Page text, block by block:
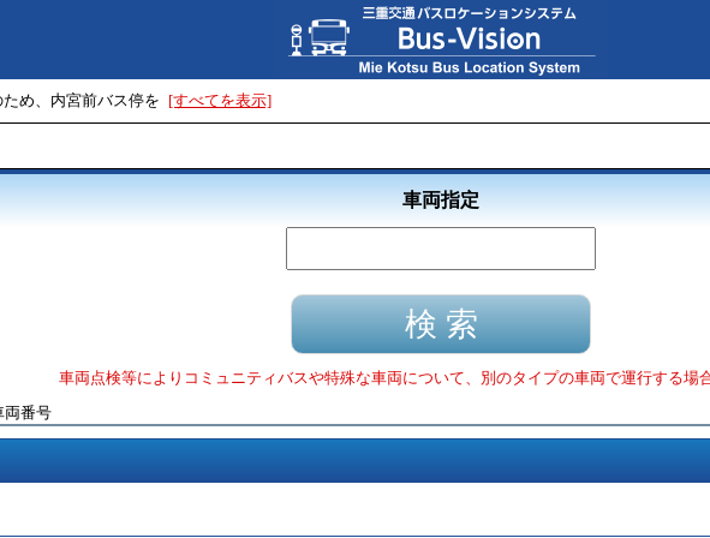
ため、内宮前バス停を [すべてを表示]
車両指定
車両点検等によりコミュニティバスや特殊な車両について、別のタイプの車両で運行する場
両番号